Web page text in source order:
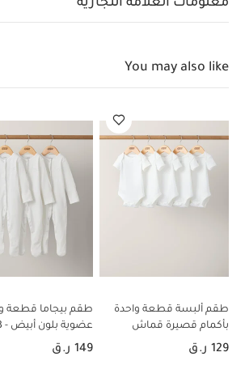
صندل شمواه باللون ستون
معلومات العلامة التجارية
You may also like
طقم ألبسة قطعة واحدة
بأكمام قصيرة قماش
عضوي بلون أبيض - 5 قطع
129 ر.ق
طقم بيجاما قطعة
عضوية بلون أبيض - 3 قطع
149 ر.ق